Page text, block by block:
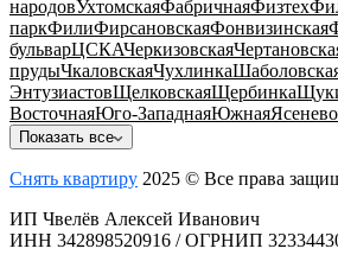
народовУхтомскаяФабричнаяФизтех
паркФилиФирсановскаяФонвизинская
бульварЦСКАЧеркизовская
прудыЧкаловскаяЧухлинка
ЭнтузиастовЩелковскаяЩербинка
ВосточнаяЮго-ЗападнаяЮжнаяЯсенево
Показать все
Снять квартиру 2025 © Все права
ИП Чвелёв Алексей Иванович
ИНН 342898520916 / ОГРНИП